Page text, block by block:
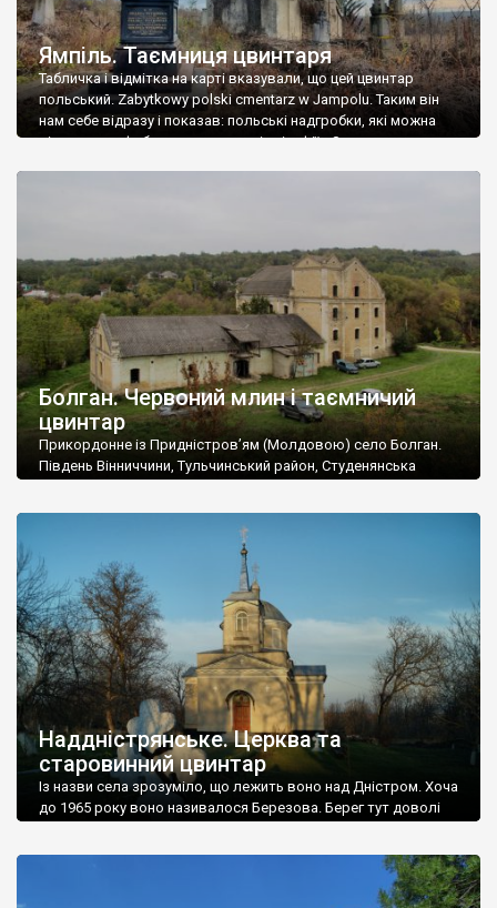
Ямпіль. Таємниця цвинтаря
Табличка і відмітка на карті вказували, що цей цвинтар
польський. Zabytkowy polski cmentarz w Jampolu. Таким він
нам себе відразу і показав: польські надгробки, які можна
віднести до фабричних, польські епітафії… Загалом цвинтар
Болган. Червоний млин і таємничий
цвинтар
Прикордонне із Придністров’ям (Молдовою) село Болган.
Південь Вінниччини, Тульчинський район, Студенянська
старовинний цвинтар із кам’яними хрестами. Всі епітафії, які
збереглися, написані кирилицею, церковнослов’янською
мовою. За всіма традиційними ознаками – цвинтар
український. Хрести датуються 19 століттям. У 1924-1940
роках Болган […]
Наддністрянське. Церква та
старовинний цвинтар
Із назви села зрозуміло, що лежить воно над Дністром. Хоча
до 1965 року воно називалося Березова. Берег тут доволі
Наддністрянське відрізняється від більшості навколишніх
сіл. У селі є мурована Михайлівська церква. Точної дати […]